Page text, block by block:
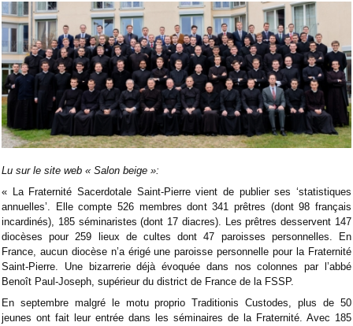
Lu sur le site web « Salon beige »:
« La Fraternité Sacerdotale Saint-Pierre vient de publier ses ‘statistiques
annuelles’. Elle compte 526 membres dont 341 prêtres (dont 98 français
incardinés), 185 séminaristes (dont 17 diacres). Les prêtres desservent 147
diocèses pour 259 lieux de cultes dont 47 paroisses personnelles. En
France, aucun diocèse n’a érigé une paroisse personnelle pour la Fraternité
Saint-Pierre. Une bizarrerie déjà évoquée dans nos colonnes par l’abbé
Benoît Paul-Joseph, supérieur du district de France de la FSSP.
En septembre malgré le motu proprio Traditionis Custodes, plus de 50
jeunes ont fait leur entrée dans les séminaires de la Fraternité. Avec 185